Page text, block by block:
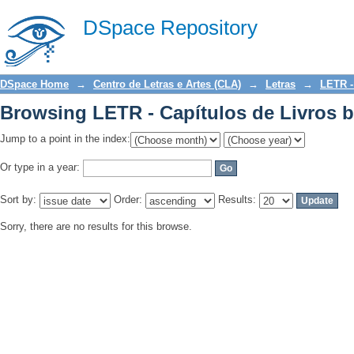
DSpace Repository
Browsing LETR - Capítulos de Livros
DSpace Home → Centro de Letras e Artes (CLA) → Letras → LETR
Browsing LETR - Capítulos de Livros
Jump to a point in the index:
Or type in a year:
Sort by: Order: Results:
Sorry, there are no results for this browse.